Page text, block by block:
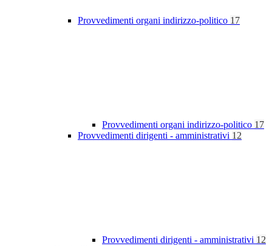
Provvedimenti organi indirizzo-politico 17
Provvedimenti organi indirizzo-politico 17
Provvedimenti dirigenti - amministrativi 12
Provvedimenti dirigenti - amministrativi 12